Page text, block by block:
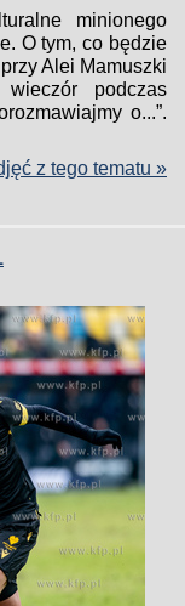
minionego
O tym, co będzie
Alei Mamuszki
podczas
o...”.
z tego tematu »